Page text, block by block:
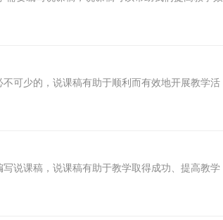
可少的，说课稿有助于顺利而有效地开展教学活
说课稿，说课稿有助于教学取得成功、提高教学